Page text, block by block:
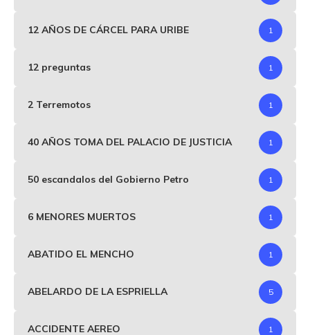
12 AÑOS DE CÁRCEL PARA URIBE 1
12 preguntas 1
2 Terremotos 1
40 AÑOS TOMA DEL PALACIO DE JUSTICIA 1
50 escandalos del Gobierno Petro 1
6 MENORES MUERTOS 1
ABATIDO EL MENCHO 1
ABELARDO DE LA ESPRIELLA 5
ACCIDENTE AEREO 1